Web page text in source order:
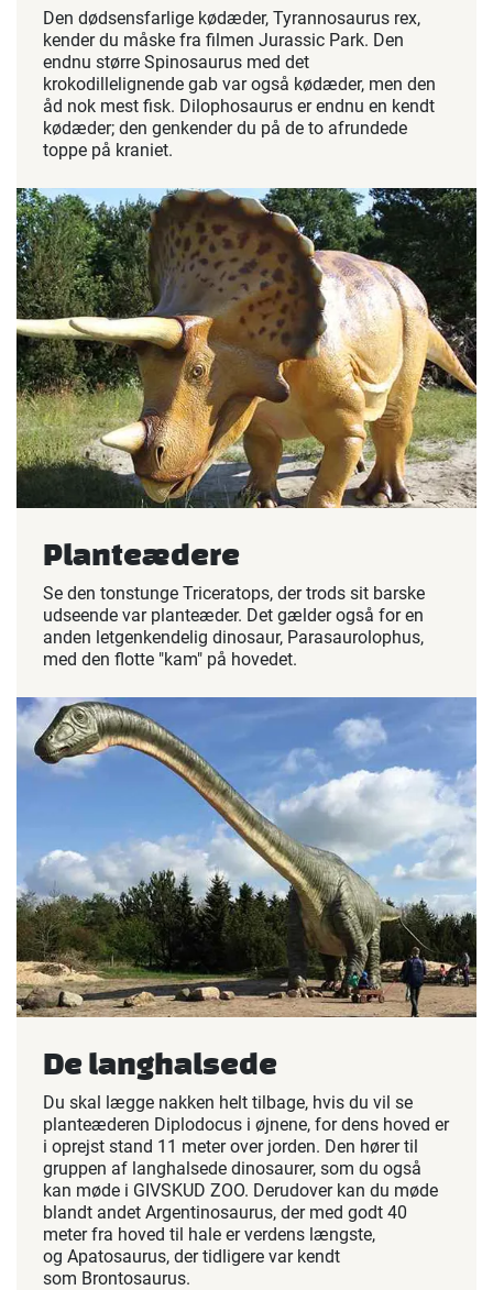
Den dødsensfarlige kødæder, Tyrannosaurus rex,
kender du måske fra filmen Jurassic Park. Den
endnu større Spinosaurus med det
krokodillelignende gab var også kødæder, men den
åd nok mest fisk. Dilophosaurus er endnu en kendt
kødæder; den genkender du på de to afrundede
toppe på kraniet.
Planteædere
Se den tonstunge Triceratops, der trods sit barske
udseende var planteæder. Det gælder også for en
anden letgenkendelig dinosaur, Parasaurolophus,
med den flotte "kam" på hovedet.
De langhalsede
Du skal lægge nakken helt tilbage, hvis du vil se
planteæderen Diplodocus i øjnene, for dens hoved er
i oprejst stand 11 meter over jorden. Den hører til
gruppen af langhalsede dinosaurer, som du også
kan møde i GIVSKUD ZOO. Derudover kan du møde
blandt andet Argentinosaurus, der med godt 40
meter fra hoved til hale er verdens længste,
og Apatosaurus, der tidligere var kendt
som Brontosaurus.